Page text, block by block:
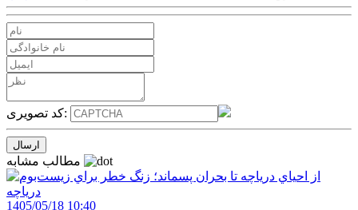
کد تصویری:
1405/05/18 10:40